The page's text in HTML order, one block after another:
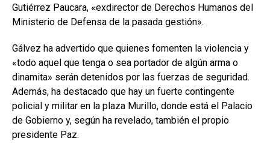
Gutiérrez Paucara, «exdirector de Derechos Humanos del
Ministerio de Defensa de la pasada gestión».
Gálvez ha advertido que quienes fomenten la violencia y
«todo aquel que tenga o sea portador de algún arma o
dinamita» serán detenidos por las fuerzas de seguridad.
Además, ha destacado que hay un fuerte contingente
policial y militar en la plaza Murillo, donde está el Palacio
de Gobierno y, según ha revelado, también el propio
presidente Paz.